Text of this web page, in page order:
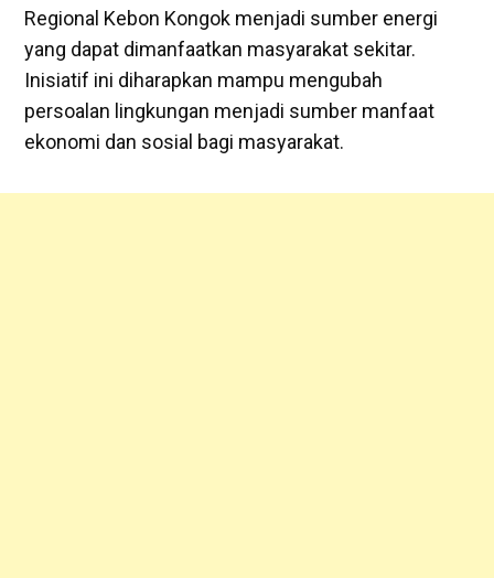
Regional Kebon Kongok menjadi sumber energi
yang dapat dimanfaatkan masyarakat sekitar.
Inisiatif ini diharapkan mampu mengubah
persoalan lingkungan menjadi sumber manfaat
ekonomi dan sosial bagi masyarakat.